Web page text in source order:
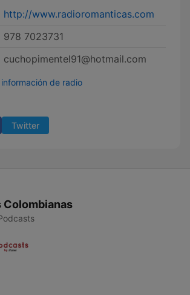
http://www.radioromanticas.com
978 7023731
cuchopimentel91@hotmail.com
de radio
Twitter
Colombianas